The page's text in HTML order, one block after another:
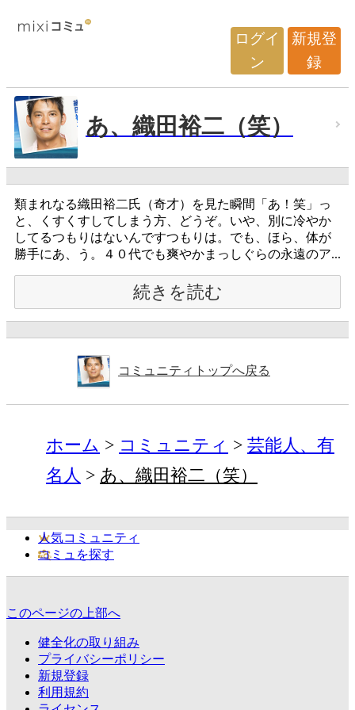
ログイ
ン
新規登
録
あ、織田裕二（笑）
類まれなる織田裕二氏（奇才）を見た瞬間「あ！笑」っ
と、くすくすしてしまう方、どうぞ。いや、別に冷やか
してるつもりはないんですつもりは。でも、ほら、体が
勝手にあ、う。４０代でも爽やかまっしぐらの永遠のア...
続きを読む
コミュニティトップへ戻る
ホーム コミュニティ
芸能人、有
名人
あ、織田裕二（笑）
人気コミュニティ
コミュを探す
このページの上部へ
健全化の取り組み
プライバシーポリシー
新規登録
利用規約